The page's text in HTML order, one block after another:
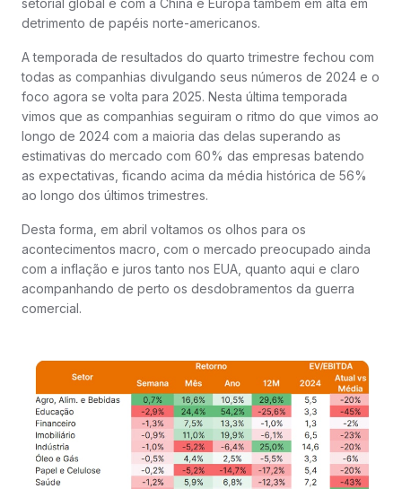
setorial global e com a China e Europa também em alta em
detrimento de papéis norte-americanos.
A temporada de resultados do quarto trimestre fechou com
todas as companhias divulgando seus números de 2024 e o
foco agora se volta para 2025. Nesta última temporada
vimos que as companhias seguiram o ritmo do que vimos ao
longo de 2024 com a maioria das delas superando as
estimativas do mercado com 60% das empresas batendo
as expectativas, ficando acima da média histórica de 56%
ao longo dos últimos trimestres.
Desta forma, em abril voltamos os olhos para os
acontecimentos macro, com o mercado preocupado ainda
com a inflação e juros tanto nos EUA, quanto aqui e claro
acompanhando de perto os desdobramentos da guerra
comercial.